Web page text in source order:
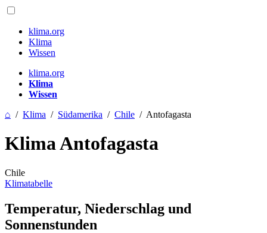
klima.org
Klima
Wissen
klima.org
Klima
Wissen
⌂ / Klima / Südamerika / Chile / Antofagasta
Klima Antofagasta
Chile
Klimatabelle
Temperatur, Niederschlag und
Sonnenstunden